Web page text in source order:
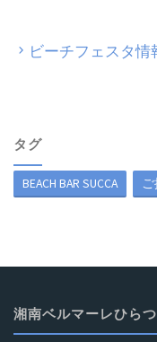
ビーチフェスタ情
タグ
BEACH BAR SUCCA
湘南ベルマーレひら